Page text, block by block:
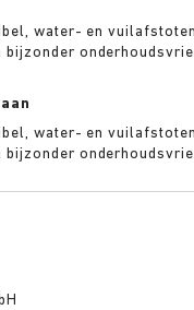
water- en
bijzonder
water- en
bijzonder